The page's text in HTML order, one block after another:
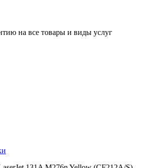
на все товары и виды услуг